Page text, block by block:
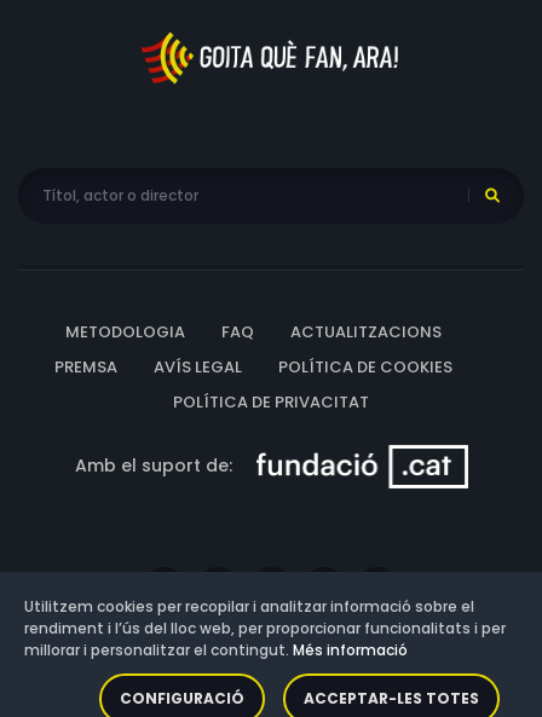
METODOLOGIA FAQ
ACTUALITZACIONS
PREMSA
AVÍS LEGAL
POLÍTICA DE COOKIES
POLÍTICA DE PRIVACITAT
Amb el suport de:
Versió: 3.13.0.202607011342
Utilitzem cookies per recopilar i analitzar informació sobre el
rendiment i l’ús del lloc web, per proporcionar funcionalitats i per
millorar i personalitzar el contingut. Més informació
CONFIGURACIÓ ACCEPTAR-LES TOTES